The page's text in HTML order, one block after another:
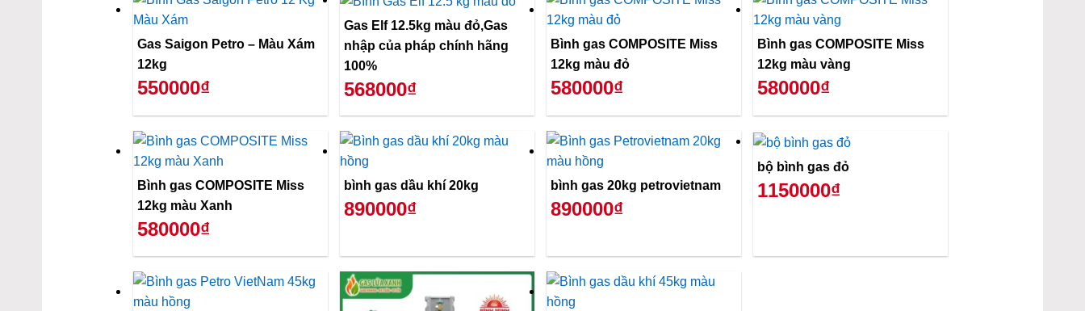
Gas Saigon Petro – Màu Xám
12kg
550000₫
Gas Elf 12.5kg màu đỏ,Gas
nhập của pháp chính hãng
100%
568000₫
Bình gas COMPOSITE Miss
12kg màu đỏ
580000₫
Bình gas COMPOSITE Miss
12kg màu vàng
580000₫
Bình gas COMPOSITE Miss
12kg màu Xanh
580000₫
bình gas dầu khí 20kg
890000₫
bình gas 20kg petrovietnam
890000₫
bộ bình gas đỏ
1150000₫